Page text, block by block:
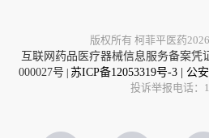
版权所有 柯菲平医药
互联网药品医疗器械信息服务备案凭
000027号 苏ICP备12053319号-3| 公
投诉举报电话：